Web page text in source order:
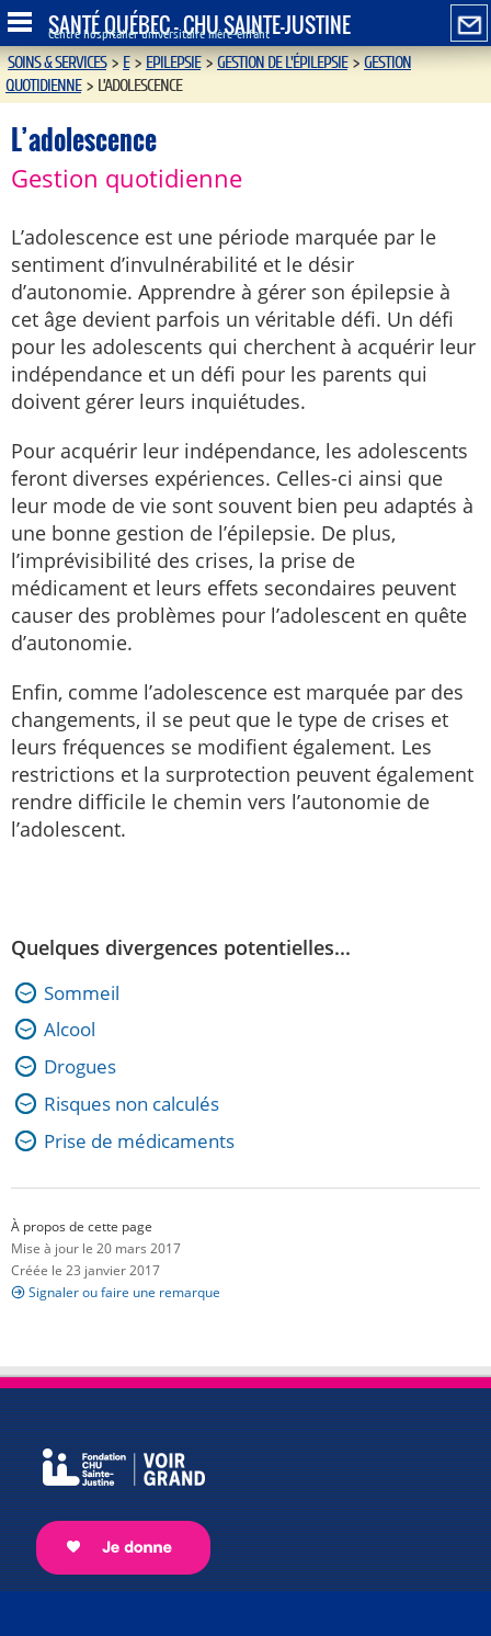
SANTÉ QUÉBEC - CHU SAINTE-JUSTINE
Centre hospitalier universitaire mère-enfant
SOINS & SERVICES>E>EPILEPSIE>GESTION DE L'ÉPILEPSIE>GESTION
QUOTIDIENNE > L’ADOLESCENCE
L’adolescence
Gestion quotidienne
L’adolescence est une période marquée par le
sentiment d’invulnérabilité et le désir
d’autonomie. Apprendre à gérer son épilepsie à
cet âge devient parfois un véritable défi. Un défi
pour les adolescents qui cherchent à acquérir leur
indépendance et un défi pour les parents qui
doivent gérer leurs inquiétudes.
Pour acquérir leur indépendance, les adolescents
feront diverses expériences. Celles-ci ainsi que
leur mode de vie sont souvent bien peu adaptés à
une bonne gestion de l’épilepsie. De plus,
l’imprévisibilité des crises, la prise de
médicament et leurs effets secondaires peuvent
causer des problèmes pour l’adolescent en quête
d’autonomie.
Enfin, comme l’adolescence est marquée par des
changements, il se peut que le type de crises et
leurs fréquences se modifient également. Les
restrictions et la surprotection peuvent également
rendre difficile le chemin vers l’autonomie de
l’adolescent.
Quelques divergences potentielles...
Sommeil
Alcool
Drogues
Risques non calculés
Prise de médicaments
À propos de cette page
Mise à jour le 20 mars 2017
Créée le 23 janvier 2017
Signaler ou faire une remarque